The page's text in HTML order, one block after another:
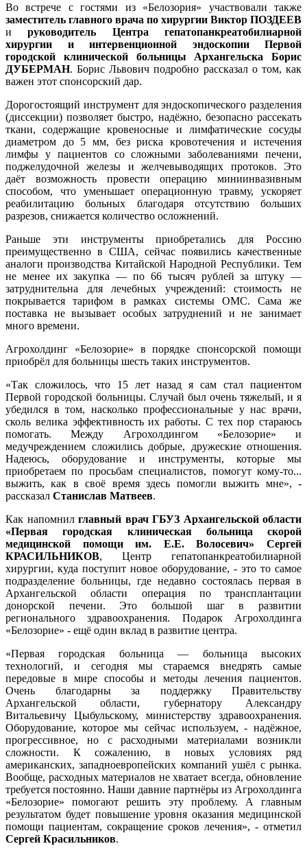
Во встрече с гостями из «Белозория» участвовали также
заместитель главного врача по хирургии Виктор ПОЗДЕЕВ
ируководитель Центра гепатопанкреатобилиарной
хирургии и интервенционной эндоскопии Первой
городской клинической больницы Архангельска Борис
ДУБЕРМАН. Борис Львович подробно рассказал о том, как
важен этот спонсорский дар.
Дорогостоящий инструмент для эндоскопического разделения
(диссекции) позволяет быстро, надёжно, безопасно рассекать
ткани, содержащие кровеносные и лимфатические сосуды
диаметром до 5 мм, без риска кровотечения и истечения
лимфы у пациентов со сложными заболеваниями печени,
поджелудочной железы и желчевыводящих протоков. Это
даёт возможность провести операцию миниинвазивным
способом, что уменьшает операционную травму, ускоряет
реабилитацию больных благодаря отсутствию больших
разрезов, снижается количество осложнений.
Раньше эти инструменты приобретались для Россию
преимущественно в США, сейчас появились качественные
аналоги производства Китайской Народной Республики. Тем
не менее их закупка — по 66 тысяч рублей за штуку —
затруднительна для лечебных учреждений: стоимость не
покрывается тарифом в рамках системы ОМС. Сама же
поставка не вызывает особых затруднений и не занимает
много времени.
Агрохолдинг «Белозорие» в порядке спонсорской помощи
приобрёл для больницы шесть таких инструментов.
«Так сложилось, что 15 лет назад я сам стал пациентом
Первой городской больницы. Случай был очень тяжелый, и я
убедился в том, насколько профессиональные у нас врачи,
сколь велика эффективность их работы. С тех пор стараюсь
помогать. Между Агрохолдингом «Белозорие» и
медучреждением сложились добрые, дружеские отношения.
Надеюсь, оборудование и инструменты, которые мы
приобретаем по просьбам специалистов, помогут кому-то...
выжить, как в своё время здесь помогли выжить мне», -
рассказал Станислав Матвеев.
Как напомнил главный врач ГБУЗ Архангельской области
«Первая городская клиническая больница скорой
медицинской помощи им. Е.Е. Волосевич» Сергей
КРАСИЛЬНИКОВ, Центр гепатопанкреатобилиарной
хирургии, куда поступит новое оборудование, - это то самое
подразделение больницы, где недавно состоялась первая в
Архангельской области операция по трансплантации
донорской печени. Это большой шаг в развитии
регионального здравоохранения. Подарок Агрохолдинга
«Белозорие» - ещё один вклад в развитие центра.
«Первая городская больница — больница высоких
технологий, и сегодня мы стараемся внедрять самые
передовые в мире способы и методы лечения пациентов.
Очень благодарны за поддержку Правительству
Архангельской области, губернатору Александру
Витальевичу Цыбульскому, министерству здравоохранения.
Оборудование, которое мы сейчас используем, - надёжное,
прогрессивное, но с расходными материалами возникли
сложности. К сожалению, в новых условиях ряд
американских, западноевропейских компаний ушёл с рынка.
Вообще, расходных материалов не хватает всегда, обновление
требуется постоянно. Наши давние партнёры из Агрохолдинга
«Белозорие» помогают решить эту проблему. А главным
результатом будет повышение уровня оказания медицинской
помощи пациентам, сокращение сроков лечения», - отметил
Сергей Красильников.